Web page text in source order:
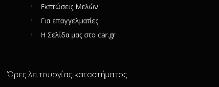
Εκπτώσεις Μελών
Για επαγγελματίες
Η Σελίδα μας στο car.gr
Ώρες λειτουργίας καταστήματος